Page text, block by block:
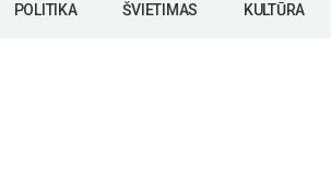
POLITIKA ŠVIETIMAS KULTŪRA